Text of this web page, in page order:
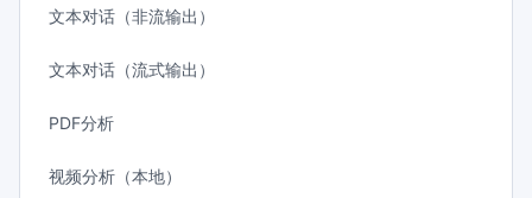
文本对话（非流输出）
文本对话（流式输出）
PDF分析
视频分析（本地）